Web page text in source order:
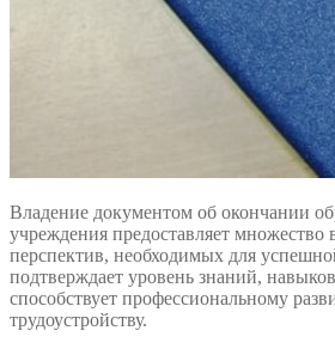
Владение документом об окончании
учреждения предоставляет множество
перспектив, необходимых для
подтверждает уровень знаний,
способствует профессиональному
трудоустройству.